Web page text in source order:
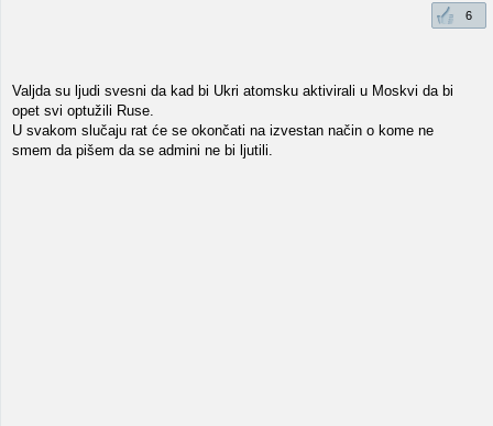
6
Valjda su ljudi svesni da kad bi Ukri atomsku aktivirali u Moskvi da bi
opet svi optužili Ruse.
U svakom slučaju rat će se okončati na izvestan način o kome ne
smem da pišem da se admini ne bi ljutili.